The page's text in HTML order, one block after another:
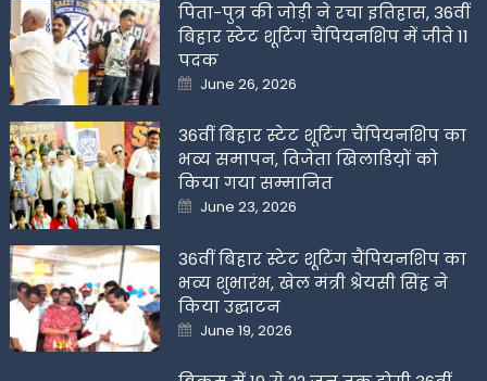
पिता-पुत्र की जोड़ी ने रचा इतिहास, 36वीं
बिहार स्टेट शूटिंग चैंपियनशिप में जीते 11
पदक
Posted
on
June 26, 2026
36वीं बिहार स्टेट शूटिंग चैंपियनशिप का
भव्य समापन, विजेता खिलाडिय़ों को
किया गया सम्मानित
Posted
on
June 23, 2026
36वीं बिहार स्टेट शूटिंग चैंपियनशिप का
भव्य शुभारंभ, खेल मंत्री श्रेयसी सिंह ने
किया उद्घाटन
Posted
on
June 19, 2026